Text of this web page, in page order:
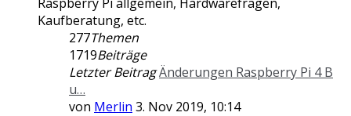
Kaufberatung, etc.
277Themen
1719Beiträge
Letzter BeitragÄnderungen Raspberry Pi 4 B
u…
von Merlin 3. Nov 2019, 10:14